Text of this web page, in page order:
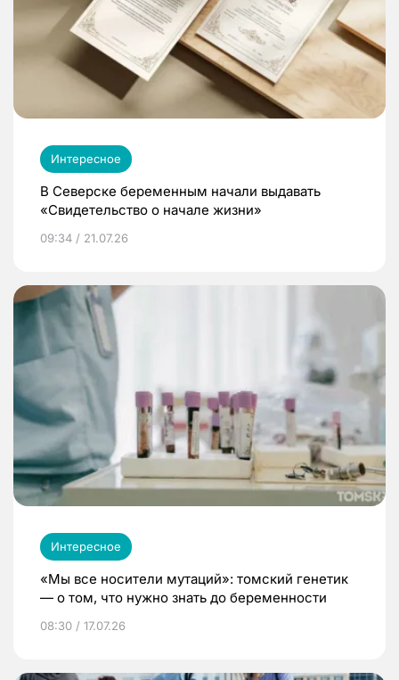
Интересное
В Северске беременным начали выдавать
«Свидетельство о начале жизни»
09:34 / 21.07.26
Интересное
«Мы все носители мутаций»: томский генетик
— о том, что нужно знать до беременности
08:30 / 17.07.26